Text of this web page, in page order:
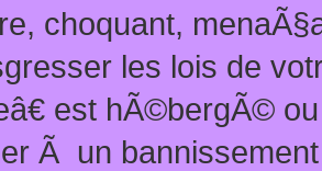
choquant,
les lois de
est hÃ©bergÃ©
Ã un